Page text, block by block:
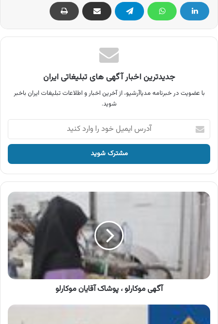
جدیدترین اخبار آگهی های تبلیغاتی ایران
با عضویت در خبرنامه مدیاآرشیو، از آخرین اخبار و اطلاعات تبلیغات ایران باخبر
شوید.
آدرس
ایمیل
خود
وارد
کنید
آگهی
موکارلو
آگهی موکارلو ، پوشاک آقایان موکارلو
آگهی